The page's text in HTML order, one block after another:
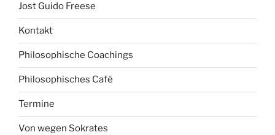
Jost Guido Freese
Kontakt
Philosophische Coachings
Philosophisches Café
Termine
Von wegen Sokrates